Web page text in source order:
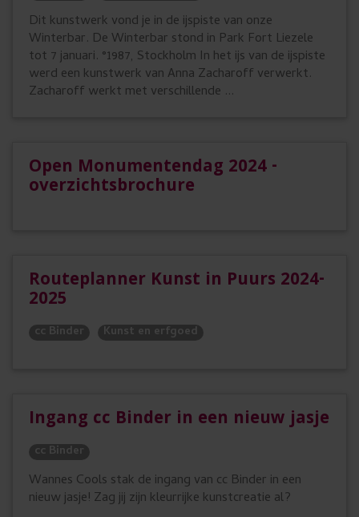
Dit kunstwerk vond je in de ijspiste van onze
Winterbar. De Winterbar stond in Park Fort Liezele
tot 7 januari. °1987, Stockholm In het ijs van de ijspiste
werd een kunstwerk van Anna Zacharoff verwerkt.
Zacharoff werkt met verschillende ...
Open Monumentendag 2024 -
overzichtsbrochure
Routeplanner Kunst in Puurs 2024-
2025
cc Binder Kunst en erfgoed
Ingang cc Binder in een nieuw jasje
cc Binder
Wannes Cools stak de ingang van cc Binder in een
nieuw jasje! Zag jij zijn kleurrijke kunstcreatie al?